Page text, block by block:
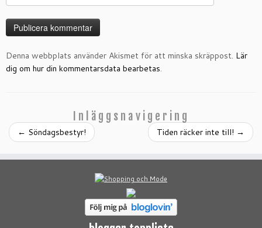
Denna webbplats använder Akismet för att minska skräppost. Lär
dig om hur din kommentarsdata bearbetas.
Inläggsnavigering
← Söndagsbestyr! Tiden räcker inte till! →